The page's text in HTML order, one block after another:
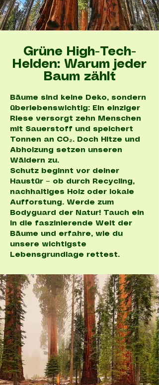
Grüne High-Tech-
Helden: Warum jeder
Baum zählt
Bäume sind keine Deko, sondern
überlebenswichtig: Ein einziger
Riese versorgt zehn Menschen
mit Sauerstoff und speichert
Tonnen an CO₂. Doch Hitze und
Abholzung setzen unseren
Wäldern zu.
Schutz beginnt vor deiner
Haustür – ob durch Recycling,
nachhaltiges Holz oder lokale
Aufforstung. Werde zum
Bodyguard der Natur! Tauch ein
in die faszinierende Welt der
Bäume und erfahre, wie du
unsere wichtigste
Lebensgrundlage rettest.